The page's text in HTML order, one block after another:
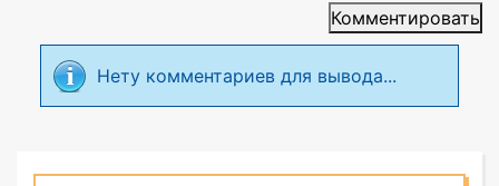
Комментировать
Нету комментариев для вывода...